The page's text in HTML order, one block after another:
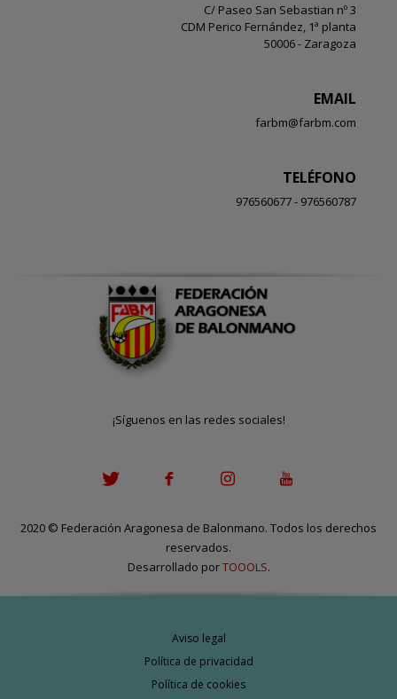
C/ Paseo San Sebastian nº 3
CDM Perico Fernández, 1ª planta
50006 - Zaragoza
EMAIL
farbm@farbm.com
TELÉFONO
976560677 - 976560787
¡Síguenos en las redes sociales!
2020 © Federación Aragonesa de Balonmano. Todos los derechos
reservados.
Desarrollado porTOOOLS.
Aviso legal
Política de privacidad
Política de cookies